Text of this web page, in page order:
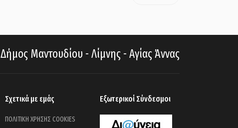
Δήμος Μαντουδίου - Λίμνης - Αγίας Άννας
Σχετικά με εμάς
ΠΟΛΙΤΙΚΗ ΧΡΗΣΗΣ COOKIES
Εξωτερικοί Σύνδεσμοι